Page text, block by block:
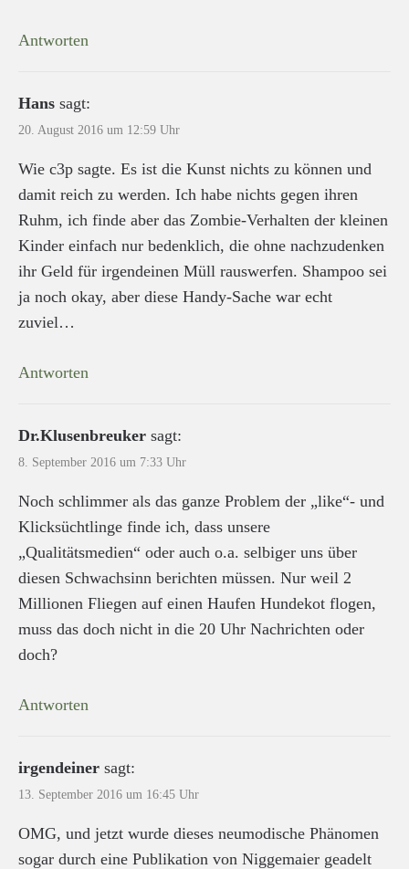
Antworten
Hans sagt:
20. August 2016 um 12:59 Uhr
Wie c3p sagte. Es ist die Kunst nichts zu können und
damit reich zu werden. Ich habe nichts gegen ihren
Ruhm, ich finde aber das Zombie-Verhalten der kleinen
Kinder einfach nur bedenklich, die ohne nachzudenken
ihr Geld für irgendeinen Müll rauswerfen. Shampoo sei
ja noch okay, aber diese Handy-Sache war echt
zuviel…
Antworten
Dr.Klusenbreuker sagt:
8. September 2016 um 7:33 Uhr
Noch schlimmer als das ganze Problem der „like“- und
Klicksüchtlinge finde ich, dass unsere
„Qualitätsmedien“ oder auch o.a. selbiger uns über
diesen Schwachsinn berichten müssen. Nur weil 2
Millionen Fliegen auf einen Haufen Hundekot flogen,
muss das doch nicht in die 20 Uhr Nachrichten oder
doch?
Antworten
irgendeiner sagt:
13. September 2016 um 16:45 Uhr
OMG, und jetzt wurde dieses neumodische Phänomen
sogar durch eine Publikation von Niggemaier geadelt